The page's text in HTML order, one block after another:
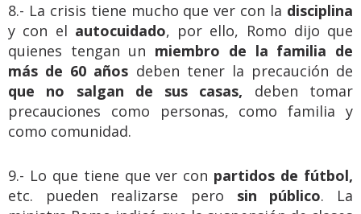
8.- La crisis tiene mucho que ver con la disciplina
y con el autocuidado, por ello, Romo dijo que
quienes tengan un miembro de la familia de
más de 60 años deben tener la precaución de
que no salgan de sus casas, deben tomar
precauciones como personas, como familia y
como comunidad.
9.- Lo que tiene que ver con partidos de fútbol,
etc. pueden realizarse pero sin público. La